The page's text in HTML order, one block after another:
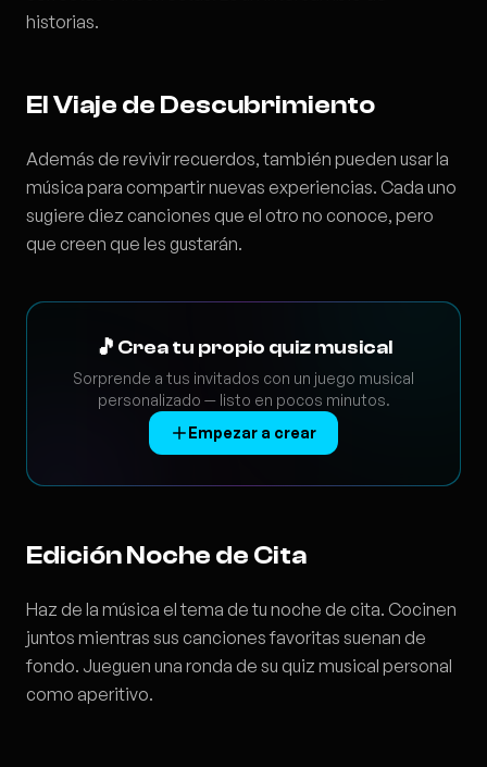
historias.
El Viaje de Descubrimiento
Además de revivir recuerdos, también pueden usar la
música para compartir nuevas experiencias. Cada uno
sugiere diez canciones que el otro no conoce, pero
que creen que les gustarán.
🎵 Crea tu propio quiz musical
Sorprende a tus invitados con un juego musical
personalizado — listo en pocos minutos.
Empezar a crear
Edición Noche de Cita
Haz de la música el tema de tu noche de cita. Cocinen
juntos mientras sus canciones favoritas suenan de
fondo. Jueguen una ronda de su quiz musical personal
como aperitivo.